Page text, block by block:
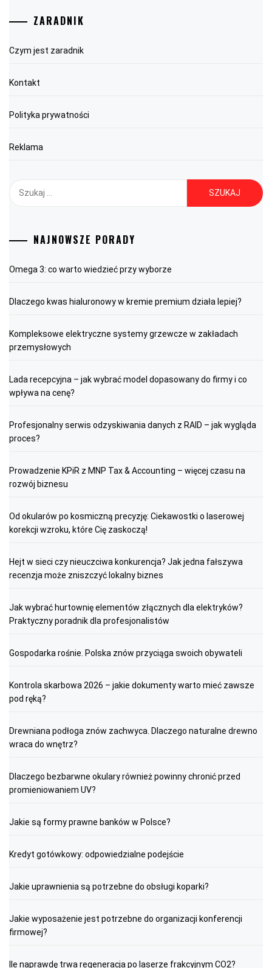
ZARADNIK
Czym jest zaradnik
Kontakt
Polityka prywatności
Reklama
NAJNOWSZE PORADY
Omega 3: co warto wiedzieć przy wyborze
Dlaczego kwas hialuronowy w kremie premium działa lepiej?
Kompleksowe elektryczne systemy grzewcze w zakładach
przemysłowych
Lada recepcyjna – jak wybrać model dopasowany do firmy i co
wpływa na cenę?
Profesjonalny serwis odzyskiwania danych z RAID – jak wygląda
proces?
Prowadzenie KPiR z MNP Tax & Accounting – więcej czasu na
rozwój biznesu
Od okularów po kosmiczną precyzję: Ciekawostki o laserowej
korekcji wzroku, które Cię zaskoczą!
Hejt w sieci czy nieuczciwa konkurencja? Jak jedna fałszywa
recenzja może zniszczyć lokalny biznes
Jak wybrać hurtownię elementów złącznych dla elektryków?
Praktyczny poradnik dla profesjonalistów
Gospodarka rośnie. Polska znów przyciąga swoich obywateli
Kontrola skarbowa 2026 – jakie dokumenty warto mieć zawsze
pod ręką?
Drewniana podłoga znów zachwyca. Dlaczego naturalne drewno
wraca do wnętrz?
Dlaczego bezbarwne okulary również powinny chronić przed
promieniowaniem UV?
Jakie są formy prawne banków w Polsce?
Kredyt gotówkowy: odpowiedzialne podejście
Jakie uprawnienia są potrzebne do obsługi koparki?
Jakie wyposażenie jest potrzebne do organizacji konferencji
firmowej?
Ile naprawdę trwa regeneracja po laserze frakcyjnym CO2?